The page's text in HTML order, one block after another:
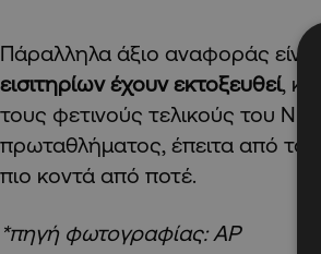
Πάραλληλα άξιο αναφοράς
εισιτηρίων έχουν εκτοξευθεί,
τους φετινούς τελικούς του
πρωταθλήματος, έπειτα από το
πιο κοντά από ποτέ.
*πηγή φωτογραφίας: ΑΡ